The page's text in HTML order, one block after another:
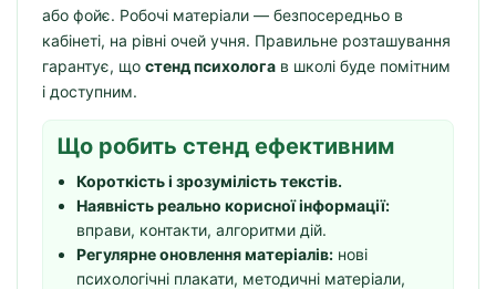
або фойє. Робочі матеріали — безпосередньо в
кабінеті, на рівні очей учня. Правильне розташування
гарантує, що стенд психолога в школі буде помітним
і доступним.
Що робить стенд ефективним
Короткість і зрозумілість текстів.
Наявність реально корисної інформації:
вправи, контакти, алгоритми дій.
Регулярне оновлення матеріалів: нові
психологічні плакати, методичні матеріали,